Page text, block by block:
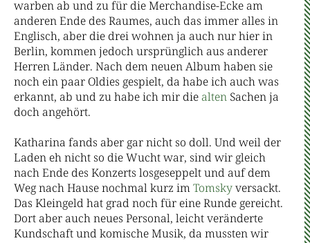
warben ab und zu für die Merchandise-Ecke am
anderen Ende des Raumes, auch das immer alles in
Englisch, aber die drei wohnen ja auch nur hier in
Berlin, kommen jedoch ursprünglich aus anderer
Herren Länder. Nach dem neuen Album haben sie
noch ein paar Oldies gespielt, da habe ich auch was
erkannt, ab und zu habe ich mir die alten Sachen ja
doch angehört.
Katharina fands aber gar nicht so doll. Und weil der
Laden eh nicht so die Wucht war, sind wir gleich
nach Ende des Konzerts losgeseppelt und auf dem
Weg nach Hause nochmal kurz imTomskyversackt.
Das Kleingeld hat grad noch für eine Runde gereicht.
Dort aber auch neues Personal, leicht veränderte
Kundschaft und komische Musik, da mussten wir